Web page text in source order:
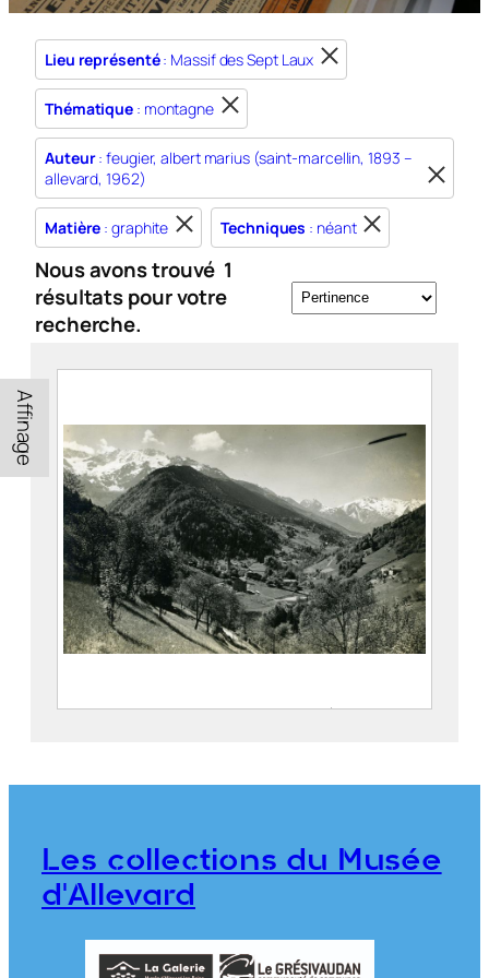
Lieu représenté: Massif des Sept Laux
Thématique : montagne
Auteur: feugier, albert marius (saint-marcellin, 1893 –
allevard, 1962)
Matière : graphite Techniques : néant
Nous avons trouvé 1
résultats pour votre
recherche.
Affinage
Le village de Pinsot et les vallées du
FEUGIER, Albert Marius (Saint-
Société Agfa
CE2020.1.470
Les collections du Musée
d'Allevard